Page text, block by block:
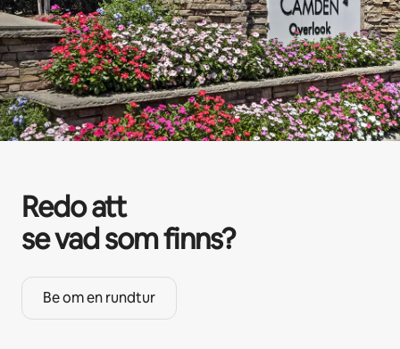
Redo att
se vad som finns?
Be om en rundtur